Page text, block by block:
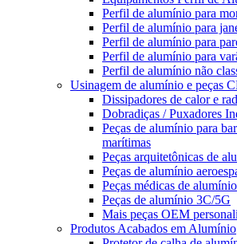
Perfil de alumínio para
Perfil de alumínio para
Perfil de alumínio para
Perfil de alumínio para
Perfil de alumínio não
Usinagem de alumínio e peças
Dissipadores de calor e
Dobradiças / Puxadores
Peças de alumínio para
marítimas
Peças arquitetônicas de
Peças de alumínio
Peças médicas de alumínio
Peças de alumínio 3C/5G
Mais peças OEM
Produtos Acabados em Alumínio